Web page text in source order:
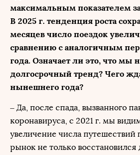
максимальным показателем
В 2025 г. тенденция роста
месяцев число поездок
сравнению с аналогичным
года. Означает ли это, что мы
долгосрочный тренд? Чего
нынешнего года?
– Да, после спада, вызванного
коронавируса, с 2021 г. мы
увеличение числа путешествий
рынок не только восстановился